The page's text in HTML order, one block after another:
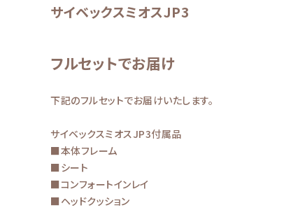
サイベックスミオスJP3
フルセットでお届け
下記のフルセットでお届けいたします。
サイベックスミオスJP3付属品
■本体フレーム
■シート
■コンフォートインレイ
■ヘッドクッション